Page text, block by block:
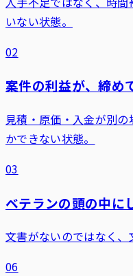
いない状態。
02
案件の利益が、締め
見積・原価・入金が別
かできない状態。
03
ベテランの頭の中に
文書がないのではなく、
06